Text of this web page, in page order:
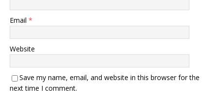
Email *
Website
Save my name, email, and website in this browser for the
next time I comment.